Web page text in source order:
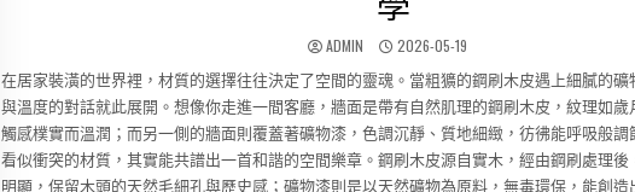
AUTHOR:
ADMIN PUBLISHED DATE:
2026-05-19
在居家裝潢的世界裡，材質的選擇往往決定了空間的靈魂。當粗獷的鋼刷木皮遇上細膩的礦
與溫度的對話就此展開。想像你走進一間客廳，牆面是帶有自然肌理的鋼刷木皮，紋理如歲
觸感樸實而溫潤；而另一側的牆面則覆蓋著礦物漆，色調沉靜、質地細緻，彷彿能呼吸般調
看似衝突的材質，其實能共譜出一首和諧的空間樂章。鋼刷木皮源自實木，經由鋼刷處理後
明顯，保留木頭的天然毛細孔與歷史感；礦物漆則是以天然礦物為原料，無毒環保，能創